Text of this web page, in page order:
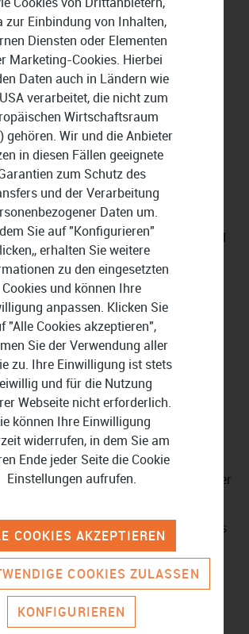
Software darüber, wann Sie Ihre
Servern des Finanzamtes abrufen
den Bescheid in der Software dann
Steuerbescheid prüfen" Wenn das
nicht mit Ihrer erwarteten
steht Ihnen die
Verfügung.
2024 (Steuerjahr
in der Übersicht:
WISO Steuer Login (für Anmeldung und
Abgabe von bis zu 5
für Steuerjahr 2023
Personen nutzen - ideal für
Bit-Windows), Mac, Android- und
und als Web-Version im Browser
und alle relevanten Anlagen
2023
Einkunftsarten: vom Arbeitnehmer über
Einkünfte sowie Einkünfte aus
aus dem Vorjahr und aus der
Steuererklärung (VaSt)
und den Steuerbescheid auf Fehler
zur Einbindung von Inhalten,
Diensten oder Elementen
Marketing-Cookies. Hierbei
Daten auch in Ländern wie
verarbeitet, die nicht zum
Wirtschaftsraum
gehören. Wir und die Anbieter
in diesen Fällen geeignete
zum Schutz des
und der Verarbeitung
Daten um.
Sie auf "Konfigurieren"
erhalten Sie weitere
zu den eingesetzten
Cookies und können Ihre
anpassen. Klicken Sie
"Alle Cookies akzeptieren",
Sie der Verwendung aller
zu. Ihre Einwilligung ist stets
und für die Nutzung
Webseite nicht erforderlich.
können Ihre Einwilligung
widerrufen, in dem Sie am
Ende jeder Seite die Cookie
Einstellungen aufrufen.
COOKIES ZULASSEN
KONFIGURIEREN
COOKIES AKZEPTIEREN